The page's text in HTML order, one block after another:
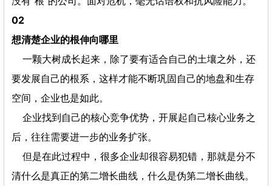
02
想清楚企业的根伸向哪里
一颗大树成长起来，除了要有适合自己的土壤之外，还
要发展自己的根系，这样才能不断巩固自己的地盘和生存
空间，企业也是如此。
企业找到自己的核心竞争优势，开展起自己核心业务之
后，往往需要进一步的业务扩张。
但是在此过程中，很多企业却很容易犯错，那就是分不
清什么是真正的第二增长曲线，什么是伪第二增长曲线。